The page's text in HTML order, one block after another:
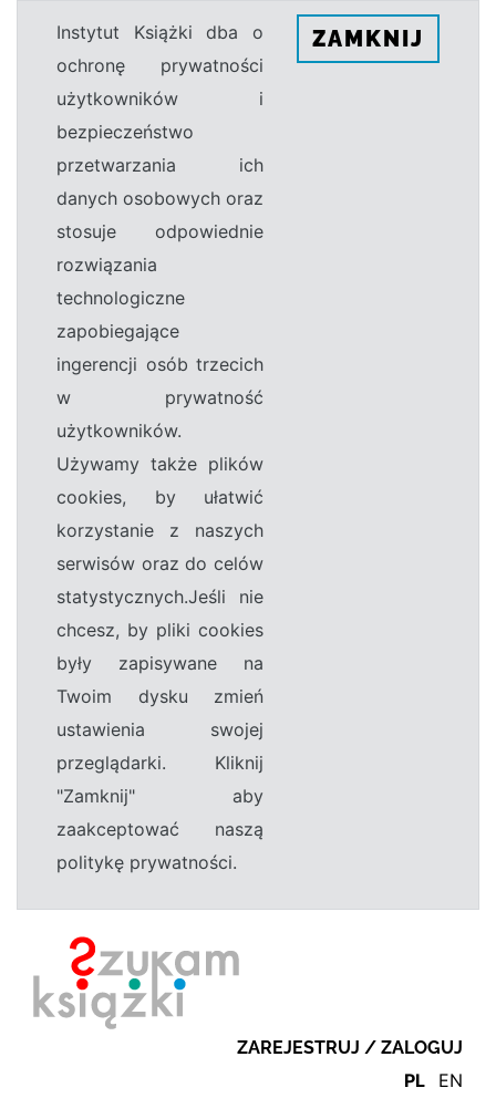
Instytut Książki dba o
ochronę prywatności
użytkowników i
bezpieczeństwo
przetwarzania ich
danych osobowych oraz
stosuje odpowiednie
rozwiązania
technologiczne
zapobiegające
ingerencji osób trzecich
w prywatność
użytkowników.
Używamy także plików
cookies, by ułatwić
korzystanie z naszych
serwisów oraz do celów
statystycznych.Jeśli nie
chcesz, by pliki cookies
były zapisywane na
Twoim dysku zmień
ustawienia swojej
przeglądarki. Kliknij
"Zamknij" aby
zaakceptować naszą
politykę prywatności.
ZAMKNIJ
ZAREJESTRUJ / ZALOGUJ
PL EN